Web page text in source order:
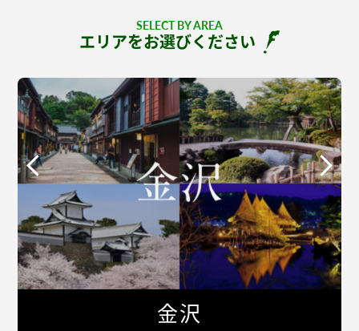
SELECT BY AREA
エリアをお選びください
金沢